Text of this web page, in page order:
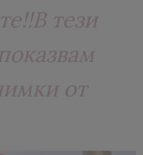
тези
от